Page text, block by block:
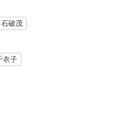
石破茂
衣子